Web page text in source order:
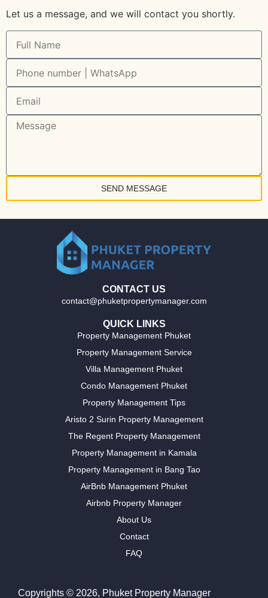
Let us a message, and we will contact you shortly.
SEND MESSAGE
CONTACT US
contact@phuketpropertymanager.com
QUICK LINKS
Property Management Phuket
Property Management Service
Villa Management Phuket
Condo Management Phuket
Property Management Tips
Aristo 2 Surin Property Management
The Regent Property Management
Property Management in Kamala
Property Management in Bang Tao
AirBnb Management Phuket
Airbnb Property Manager
About Us
Contact
FAQ
Copyrights © 2026, Phuket Property Manager